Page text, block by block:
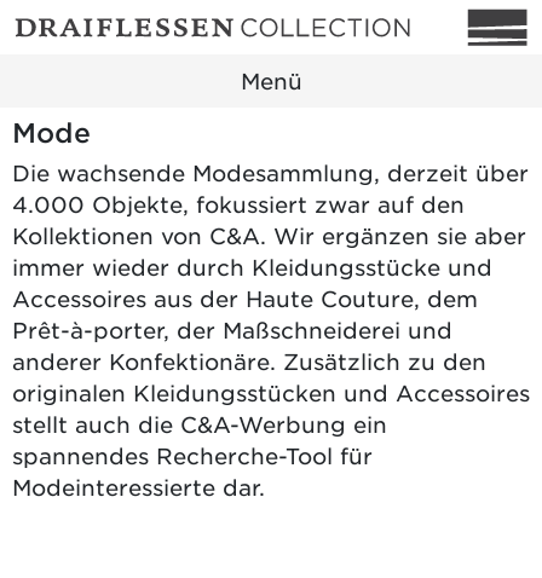
Menü
Mode
Die wachsende Modesammlung, derzeit über
4.000 Objekte, fokussiert zwar auf den
Kollektionen von C&A. Wir ergänzen sie aber
immer wieder durch Kleidungsstücke und
Accessoires aus der Haute Couture, dem
Prêt-à-porter, der Maßschneiderei und
anderer Konfektionäre. Zusätzlich zu den
originalen Kleidungsstücken und Accessoires
stellt auch die C&A-Werbung ein
spannendes Recherche-Tool für
Modeinteressierte dar.